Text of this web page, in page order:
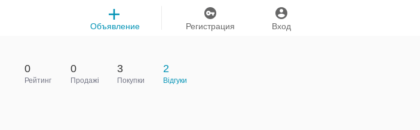
Вход
Регистрация
Объявление
0
Рейтинг
0
Продажі
3
Покупки
2
Відгуки